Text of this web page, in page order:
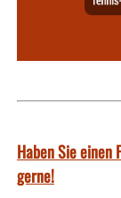
Haben Sie einen
gerne!